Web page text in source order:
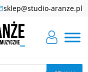
sklep@studio-aranze.pl